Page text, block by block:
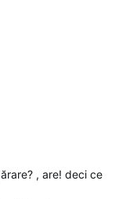
, are! deci ce